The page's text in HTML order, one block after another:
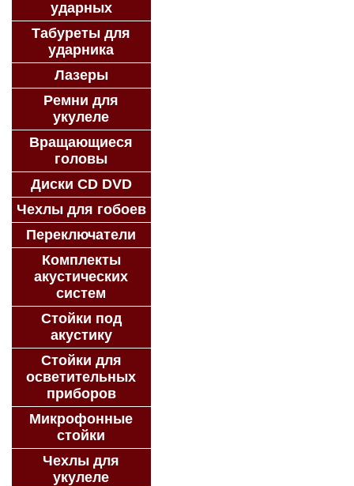
ударных
Табуреты для
ударника
Лазеры
Ремни для
укулеле
Вращающиеся
головы
Диски CD DVD
Чехлы для гобоев
Переключатели
Комплекты
акустических
систем
Стойки под
акустику
Стойки для
осветительных
приборов
Микрофонные
стойки
Чехлы для
укулеле